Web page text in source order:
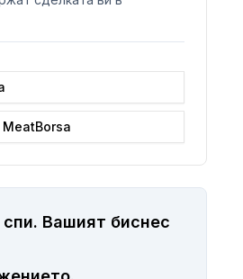
Вашият биснес